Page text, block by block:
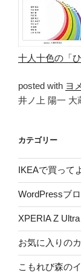
十人十色の「
posted with ヨ
井ノ上 陽一 大
カテゴリー
IKEAで買って
WordPressブ
XPERIA Z Ultra
お気に入りの
こもれび森の